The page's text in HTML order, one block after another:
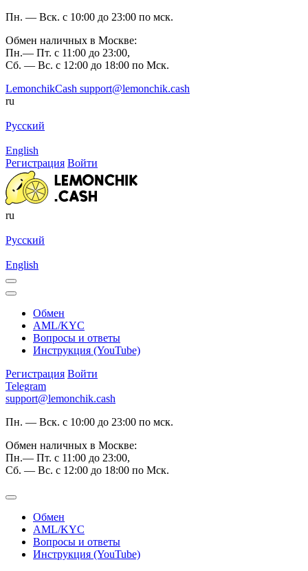
Пн. — Вск. с 10:00 до 23:00 по мск.
Обмен наличных в Москве:
Пн.— Пт. с 11:00 до 23:00,
Сб. — Вс. с 12:00 до 18:00 по Мск.
LemonchikCash support@lemonchik.cash
ru
Русский
English
Регистрация Войти
ru
Русский
English
Обмен
AML/KYC
Вопросы и ответы
Инструкция (YouTube)
Регистрация Войти
Telegram
support@lemonchik.cash
Пн. — Вск. с 10:00 до 23:00 по мск.
Обмен наличных в Москве:
Пн.— Пт. с 11:00 до 23:00,
Сб. — Вс. с 12:00 до 18:00 по Мск.
Обмен
AML/KYC
Вопросы и ответы
Инструкция (YouTube)